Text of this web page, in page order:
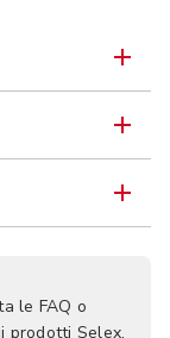
le FAQ o
prodotti Selex.